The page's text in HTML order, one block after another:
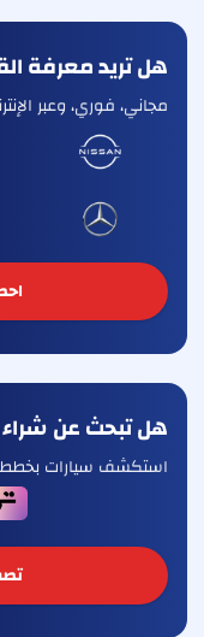
هل تريد معرفة
مجاني، فوري، وعبر
هل تبحث عن
استكشف سيارات